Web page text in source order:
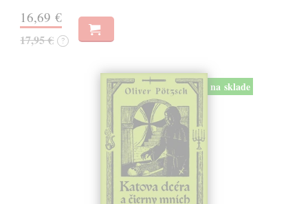
16,69 €
17,95 € ?
na sklade